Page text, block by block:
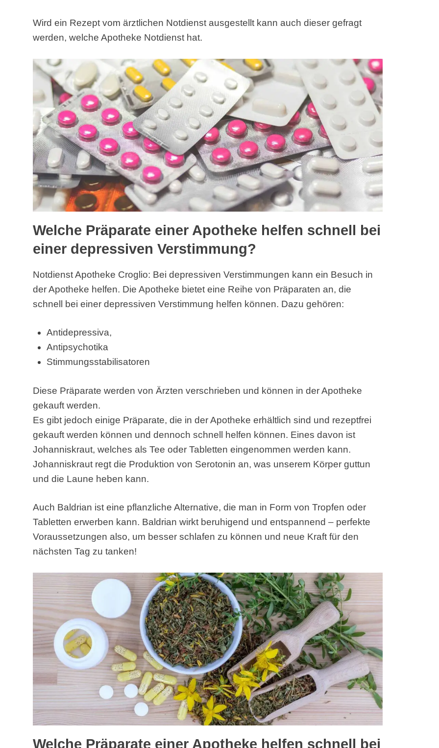
Wird ein Rezept vom ärztlichen Notdienst ausgestellt kann auch dieser gefragt
werden, welche Apotheke Notdienst hat.
Welche Präparate einer Apotheke helfen schnell bei
einer depressiven Verstimmung?
Notdienst Apotheke Croglio: Bei depressiven Verstimmungen kann ein Besuch in
der Apotheke helfen. Die Apotheke bietet eine Reihe von Präparaten an, die
schnell bei einer depressiven Verstimmung helfen können. Dazu gehören:
Antidepressiva,
Antipsychotika
Stimmungsstabilisatoren
Diese Präparate werden von Ärzten verschrieben und können in der Apotheke
gekauft werden.
Es gibt jedoch einige Präparate, die in der Apotheke erhältlich sind und rezeptfrei
gekauft werden können und dennoch schnell helfen können. Eines davon ist
Johanniskraut, welches als Tee oder Tabletten eingenommen werden kann.
Johanniskraut regt die Produktion von Serotonin an, was unserem Körper guttun
und die Laune heben kann.
Auch Baldrian ist eine pflanzliche Alternative, die man in Form von Tropfen oder
Tabletten erwerben kann. Baldrian wirkt beruhigend und entspannend – perfekte
Voraussetzungen also, um besser schlafen zu können und neue Kraft für den
nächsten Tag zu tanken!
Welche Präparate einer Apotheke helfen schnell bei